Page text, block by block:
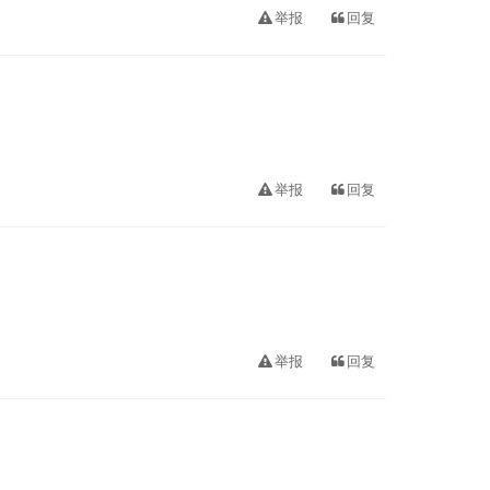
举报 回复
举报 回复
举报 回复